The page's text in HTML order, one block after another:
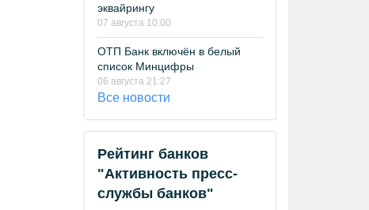
эквайрингу
07 августа 10:00
ОТП Банк включён в белый
список Минцифры
06 августа 21:27
Все новости
Рейтинг банков
"Активность пресс-
службы банков"